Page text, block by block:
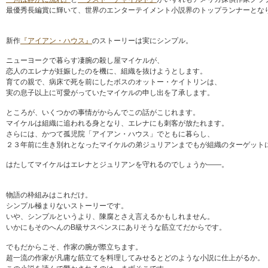
最優秀長編賞に輝いて、世界のエンターテイメント小説界のトップランナーとな
新作 『アイアン・ハウス』 のストーリーは実にシンプル。
ニューヨークで暮らす凄腕の殺し屋マイケルが、
恋人のエレナが妊娠したのを機に、組織を抜けようとします。
育ての親で、病床で死を前にしたボスのオットー・ケイトリンは、
実の息子以上に可愛がっていたマイケルの申し出を了承します。
ところが、いくつかの事情がからんでこの話がこじれます。
マイケルは組織に追われる身となり、エレナにも刺客が放たれます。
さらには、かつて孤児院「アイアン・ハウス」でともに暮らし、
２３年前に生き別れとなったマイケルの弟ジュリアンまでもが組織のターゲット
はたしてマイケルはエレナとジュリアンを守れるのでしょうか——。
物語の枠組みはこれだけ。
シンプル極まりないストーリーです。
いや、シンプルというより、陳腐とさえ言えるかもしれません。
いかにもそのへんのB級サスペンスにありそうな筋立てだからです。
でもだからこそ、作家の腕が際立ちます。
超一流の作家が凡庸な筋立てを料理してみせるとどのような小説に仕上がるか。